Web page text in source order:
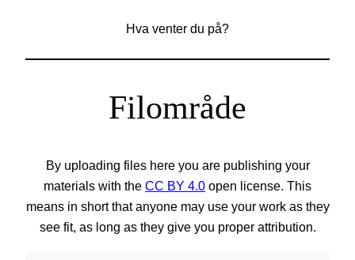
Hva venter du på?
Filområde
By uploading files here you are publishing your
materials with the CC BY 4.0 open license. This
means in short that anyone may use your work as they
see fit, as long as they give you proper attribution.